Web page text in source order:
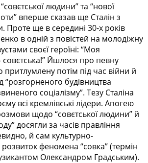
людини” та “нової
вперше сказав ще Сталін з
Проте ще в середині 30-х років
в одній з повістей на молодіжну
своєї героїні: “Моя
совєтська!” Йшлося про певну
потім під час війни й
“розгорненого будівництва
соціалізму”. Тезу Сталіна
всі кремлівські лідери. Апогею
щодо “совєтської людини” й
досягли за часів правління
й сам культурно-
феномена “совка” (термін
Олександром Градським).